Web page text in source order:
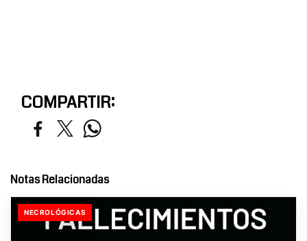
COMPARTIR:
Notas Relacionadas
NECROLÓGICAS